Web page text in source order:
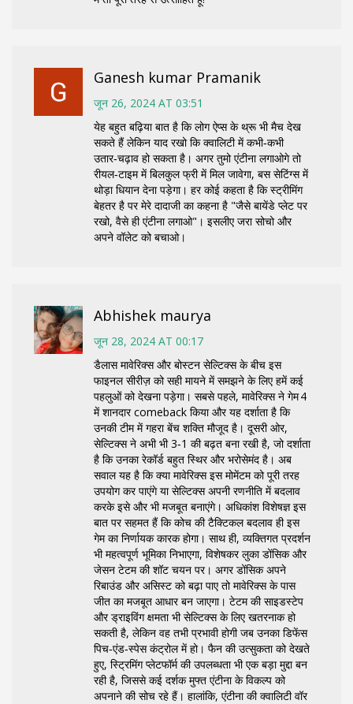
Ganesh kumar Pramanik
जून 26, 2024 AT 03:51
येह बहुत बढ़िया बात है कि लोग ऐप्स के थ्रू भी मैच देख
सकते हैं लेकिन याद रखो कि क्वालिटी में कभी‑कभी
उतार‑चढ़ाव हो सकता है। अगर तुमो एंटीना लगाओगे तो
रीयल‑टाइम में बिलकुल फ्री में मिल जावेगा, बस सेटिंग्स में
थोड़ा धियान देना पड़ेगा। हर कोई कहता है कि स्ट्रीमिंग
बेहतर है पर मेरे दादाजी का कहना है "जैसे बायेंडे प्लेट पर
रखो, वैसे ही एंटीना लगाओ"। इसलीए जरा सोचो और
अपने वॉलेट को बचाओ।
Abhishek maurya
जून 28, 2024 AT 00:17
डैलास मावेरिक्स और बोस्टन सेल्टिक्स के बीच इस
फाइनल सीरीज़ को सही मायने में समझने के लिए हमें कई
पहलुओं को देखना पड़ेगा। सबसे पहले, मावेरिक्स ने गेम 4
में शानदार comeback किया और यह दर्शाता है कि
उनकी टीम में गहरा बेंच शक्ति मौजूद है। दूसरी ओर,
सेल्टिक्स ने अभी भी 3‑1 की बढ़त बना रखी है, जो दर्शाता
है कि उनका रेकॉर्ड बहुत स्थिर और भरोसेमंद है। अब
सवाल यह है कि क्या मावेरिक्स इस मोमेंटम को पूरी तरह
उपयोग कर पाएंगे या सेल्टिक्स अपनी रणनीति में बदलाव
करके इसे और भी मजबूत बनाएंगे। अधिकांश विशेषज्ञ इस
बात पर सहमत हैं कि कोच की टैक्टिकल बदलाव ही इस
गेम का निर्णायक कारक होगा। साथ ही, व्यक्तिगत प्रदर्शन
भी महत्वपूर्ण भूमिका निभाएगा, विशेषकर लुका डोंसिक और
जेसन टेटम की शॉट चयन पर। अगर डोंसिक अपने
रिबाउंड और असिस्ट को बढ़ा पाए तो मावेरिक्स के पास
जीत का मजबूत आधार बन जाएगा। टेटम की साइडस्टेप
और ड्राइविंग क्षमता भी सेल्टिक्स के लिए खतरनाक हो
सकती है, लेकिन वह तभी प्रभावी होगी जब उनका डिफेंस
पिच‑एंड‑स्पेस कंट्रोल में हो। फैन की उत्सुकता को देखते
हुए, स्ट्रिमिंग प्लेटफॉर्म की उपलब्धता भी एक बड़ा मुद्दा बन
रही है, जिससे कई दर्शक मुफ्त एंटीना के विकल्प को
अपनाने की सोच रहे हैं। हालांकि, एंटीना की क्वालिटी वॉर